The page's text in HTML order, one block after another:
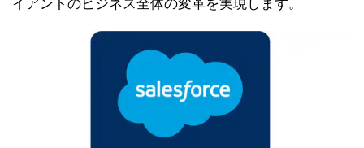
イアントのビジネス全体の変革を実現します。